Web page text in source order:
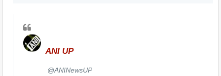
ANI UP
✔
@ANINewsUP